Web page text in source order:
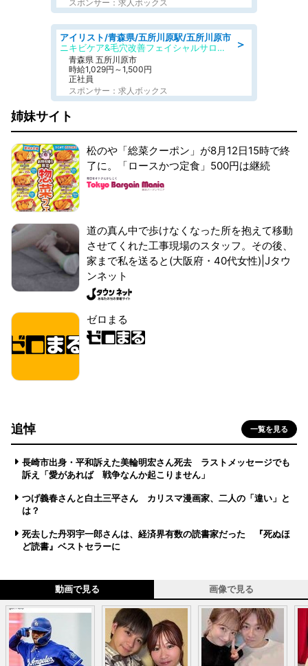
スポンサー：求人ボックス
＞
アイリスト/青森県/五所川原駅/五所川原市
ニキビケア&毛穴改善フェイシャルサロン BELDAD
青森県 五所川原市
時給1,029円～1,500円
正社員
スポンサー：求人ボックス
姉妹サイト
松のや「総菜クーポン」が8月12日15時で終
了に。「ロースかつ定食」500円は継続
道の真ん中で歩けなくなった所を抱えて移動
させてくれた工事現場のスタッフ。その後、
家まで私を送ると(大阪府・40代女性)|Jタウ
ンネット
ゼロまる
追悼 一覧を見る
長崎市出身・平和訴えた美輪明宏さん死去 ラストメッセージでも
訴え「愛があれば 戦争なんか起こりません」
つげ義春さんと白土三平さん カリスマ漫画家、二人の「違い」と
は？
死去した丹羽宇一郎さんは、経済界有数の読書家だった 『死ぬほ
ど読書』ベストセラーに
動画で見る 画像で見る